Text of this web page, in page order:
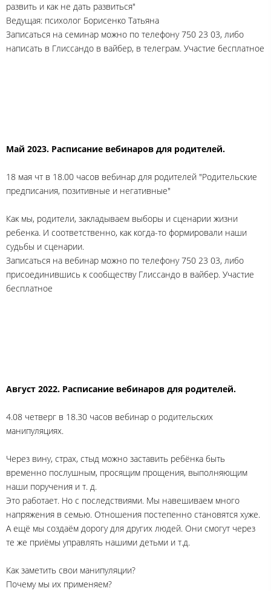
развить и как не дать развиться"
Ведущая: психолог Борисенко Татьяна
Записаться на семинар можно по телефону 750 23 03, либо
написать в Глиссандо в вайбер, в телеграм. Участие бесплатное
Май 2023. Расписание вебинаров для родителей.
18 мая чт в 18.00 часов вебинар для родителей "Родительские
предписания, позитивные и негативные"
Как мы, родители, закладываем выборы и сценарии жизни
ребенка. И соответственно, как когда-то формировали наши
судьбы и сценарии.
Записаться на вебинар можно по телефону 750 23 03, либо
присоединившись к сообществу Глиссандо в вайбер. Участие
бесплатное
Август 2022. Расписание вебинаров для родителей.
4.08 четверг в 18.30 часов вебинар о родительских
манипуляциях.
Через вину, страх, стыд можно заставить ребёнка быть
временно послушным, просящим прощения, выполняющим
наши поручения и т. д.
Это работает. Но с последствиями. Мы навешиваем много
напряжения в семью. Отношения постепенно становятся хуже.
А ещё мы создаём дорогу для других людей. Они смогут через
те же приёмы управлять нашими детьми и т.д.
Как заметить свои манипуляции?
Почему мы их применяем?